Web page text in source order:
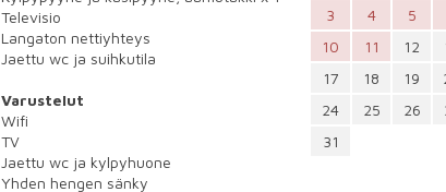
Televisio
Langaton nettiyhteys
Jaettu wc ja suihkutila
Varustelut
Wifi
TV
Jaettu wc ja kylpyhuone
Yhden hengen sänky
3
4 5
10
11 12
17
18 19
24
25 26
31